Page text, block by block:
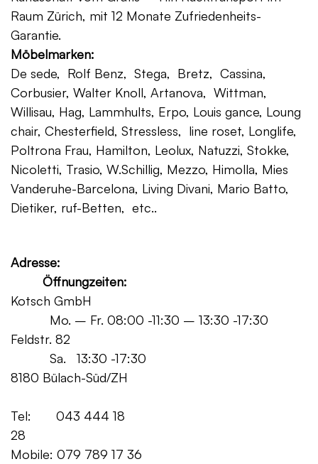
Raum Zürich, mit 12 Monate Zufriedenheits-
Garantie.
Möbelmarken:
De sede, Rolf Benz, Stega, Bretz, Cassina,
Corbusier, Walter Knoll, Artanova, Wittman,
Willisau, Hag, Lammhults, Erpo, Louis gance, Loung
chair, Chesterfield, Stressless, line roset, Longlife,
Poltrona Frau, Hamilton, Leolux, Natuzzi, Stokke,
Nicoletti, Trasio, W.Schillig, Mezzo, Himolla, Mies
Vanderuhe-Barcelona, Living Divani, Mario Batto,
Dietiker, ruf-Betten, etc..
Adresse:
Öffnungzeiten:
Kotsch GmbH
Mo. – Fr. 08:00 -11:30 – 13:30 -17:30
Feldstr. 82
Sa. 13:30 -17:30
8180 Bülach-Süd/ZH
Tel: 043 444 18
28
Mobile: 079 789 17 36